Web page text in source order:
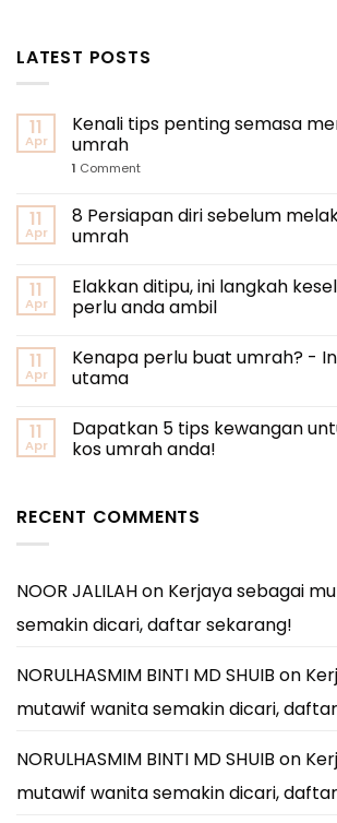
LATEST POSTS
11
Apr
Kenali tips penting semasa
umrah
1 Comment
11
Apr
8 Persiapan diri sebelum
umrah
11
Apr
Elakkan ditipu, ini langkah
perlu anda ambil
11
Apr
Kenapa perlu buat umrah? -
utama
11
Apr
Dapatkan 5 tips kewangan
kos umrah anda!
RECENT COMMENTS
NOOR JALILAHon Kerjaya sebagai
semakin dicari, daftar sekarang!
NORULHASMIM BINTI MD SHUIB on
mutawif wanita semakin dicari,
NORULHASMIM BINTI MD SHUIB on
mutawif wanita semakin dicari,